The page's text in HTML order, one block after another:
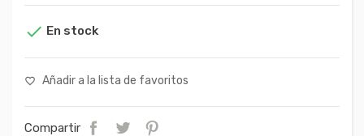
 En stock
favorite_border Añadir a la lista de favoritos
Compartir